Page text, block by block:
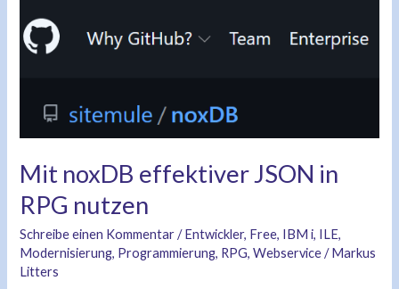
Mit noxDB effektiver JSON in
RPG nutzen
Schreibe einen Kommentar /Entwickler, Free, IBM i, ILE,
Modernisierung, Programmierung, RPG,Webservice/Markus
Litters
noxDB
effektiver